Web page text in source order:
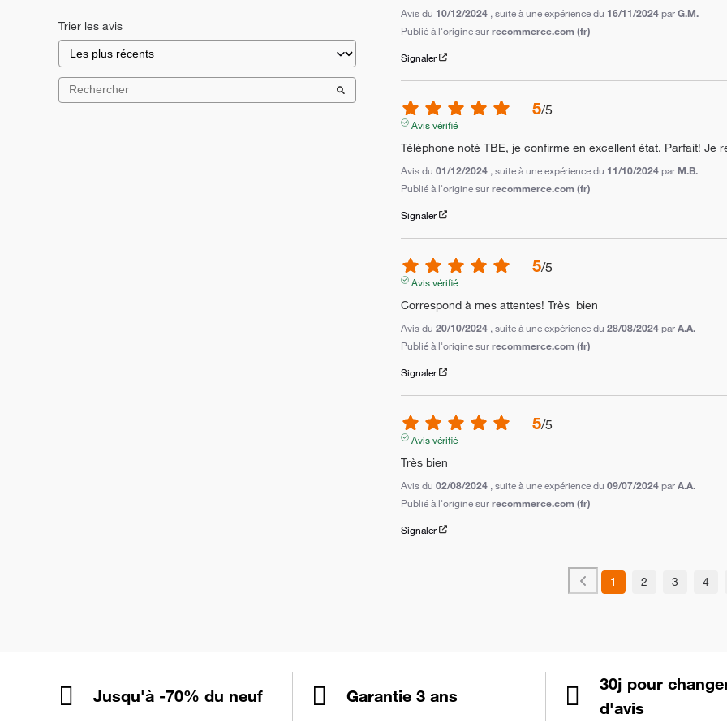
Trier les avis
Avis du 10/12/2024 , suite à une expérience du 16/11/2024 parG.M.
Publié à l'origine surrecommerce.com (fr)
Signaler
5/5
Avis vérifié
Téléphone noté TBE, je confirme en excellent état. Parfait! Je
Avis du01/12/2024 , suite à une expérience du 11/10/2024 par M.B.
Publié à l'origine surrecommerce.com (fr)
Signaler
5/5
Avis vérifié
Correspond à mes attentes! Très  bien
Avis du20/10/2024 , suite à une expérience du28/08/2024 parA.A.
Publié à l'origine surrecommerce.com (fr)
Signaler
5/5
Avis vérifié
Très bien
Avis du02/08/2024 , suite à une expérience du09/07/2024 parA.A.
Publié à l'origine surrecommerce.com (fr)
Signaler
1 2 3 4
Jusqu'à -70% du neuf Garantie 3 ans
30j pour
d'avis